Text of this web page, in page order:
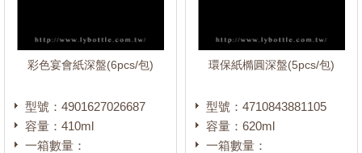
彩色宴會紙深盤(6pcs/包)
型號：4901627026687
容量：410ml
一箱數量：
環保紙橢圓深盤(5pcs/包)
型號：4710843881105
容量：620ml
一箱數量：